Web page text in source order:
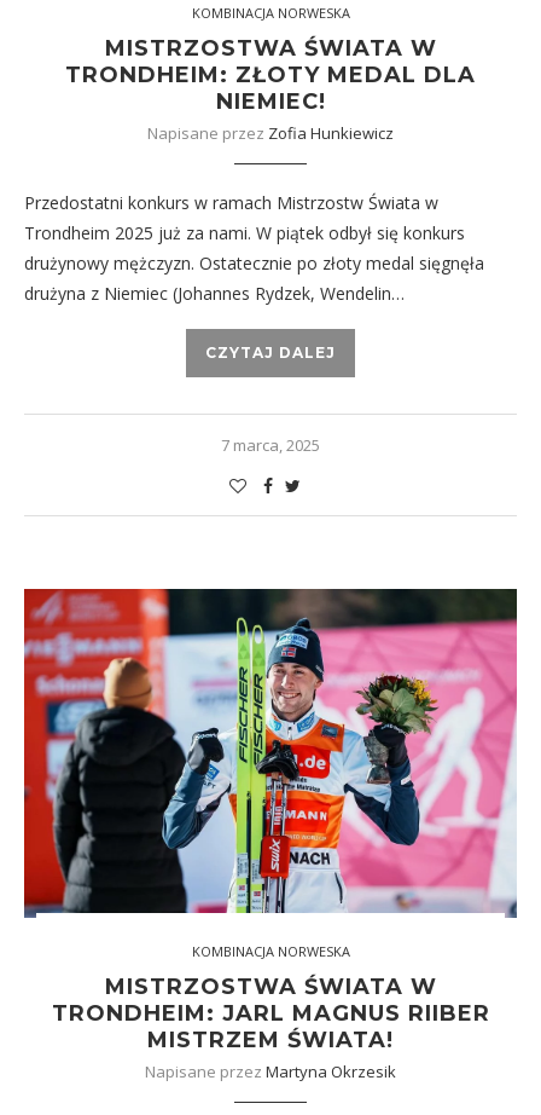
KOMBINACJA NORWESKA
MISTRZOSTWA ŚWIATA W
TRONDHEIM: ZŁOTY MEDAL DLA
NIEMIEC!
Napisane przez Zofia Hunkiewicz
Przedostatni konkurs w ramach Mistrzostw Świata w
Trondheim 2025 już za nami. W piątek odbył się konkurs
drużynowy mężczyzn. Ostatecznie po złoty medal sięgnęła
drużyna z Niemiec (Johannes Rydzek, Wendelin…
CZYTAJ DALEJ
7 marca, 2025
KOMBINACJA NORWESKA
MISTRZOSTWA ŚWIATA W
TRONDHEIM: JARL MAGNUS RIIBER
MISTRZEM ŚWIATA!
Napisane przez Martyna Okrzesik